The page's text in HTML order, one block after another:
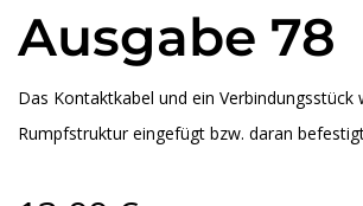
Ausgabe 78
Das Kontaktkabel und ein Verbindungsstück
Rumpfstruktur eingefügt bzw. daran